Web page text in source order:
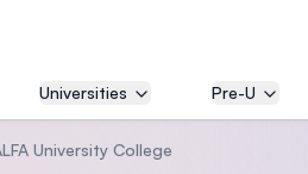
Universities Pre-U
University College